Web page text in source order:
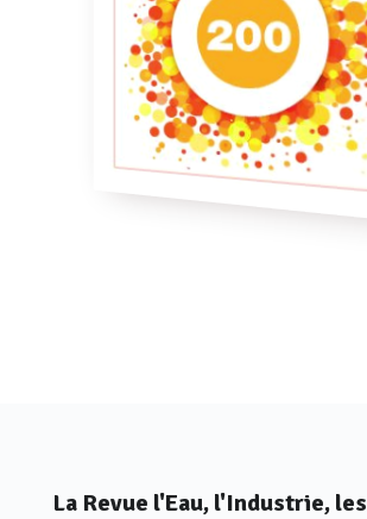
La Revue l'Eau, l'Industrie, les